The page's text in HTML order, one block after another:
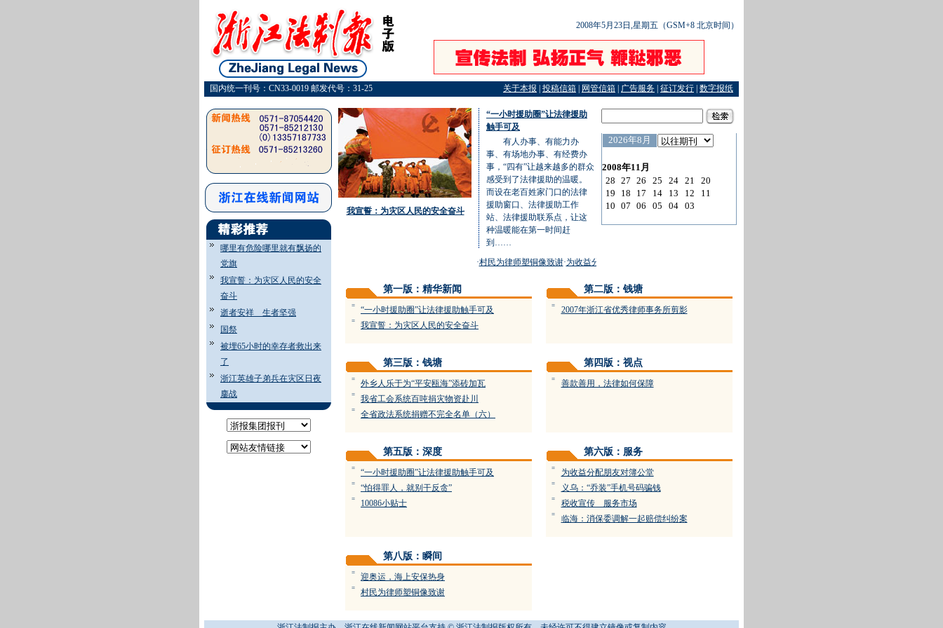
2008年5月23日,星期五（GSM+8 北京时间）
国内统一刊号：CN33-0019 邮发代号：31-25 关于本报 投稿信箱 网管信箱 广告服务 征订发行 数字报纸
哪里有危险哪里就有飘扬的
党旗
我宣誓：为灾区人民的安全
奋斗
逝者安祥 生者坚强
国祭
被埋65小时的幸存者救出来
了
浙江英雄子弟兵在灾区日夜
鏖战
我宣誓：为灾区人民的安全奋斗
“一小时援助圈”让法律援助
触手可及
有人办事、有能力办
事、有场地办事、有经费办
事，“四有”让越来越多的群众
感受到了法律援助的温暖。
而设在老百姓家门口的法律
援助窗口、法律援助工作
站、法律援助联系点，让这
种温暖能在第一时间赶
到……
村民为律师塑铜像致谢·为收益分配朋友对簿公堂
第一版：精华新闻
= “一小时援助圈”让法律援助触手可及
= 我宣誓：为灾区人民的安全奋斗
第二版：钱塘
= 2007年浙江省优秀律师事务所剪影
第三版：钱塘
= 外乡人乐于为“平安瓯海”添砖加瓦
= 我省工会系统百吨捐灾物资赴川
= 全省政法系统捐赠不完全名单（六）
第四版：视点
= 善款善用，法律如何保障
第五版：深度
= “一小时援助圈”让法律援助触手可及
= “怕得罪人，就别干反贪”
= 10086小贴士
第六版：服务
= 为收益分配朋友对簿公堂
= 义乌：“乔装”手机号码骗钱
= 税收宣传 服务市场
= 临海：消保委调解一起赔偿纠纷案
第八版：瞬间
= 迎奥运，海上安保热身
= 村民为律师塑铜像致谢